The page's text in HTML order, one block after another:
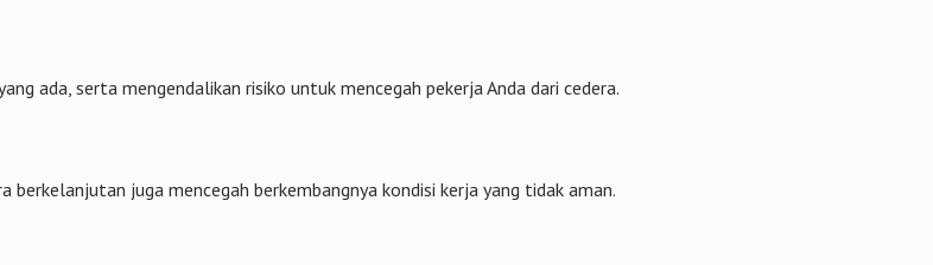
ada, serta mengendalikan risiko untuk mencegah pekerja Anda dari cedera.
juga mencegah berkembangnya kondisi kerja yang tidak aman.